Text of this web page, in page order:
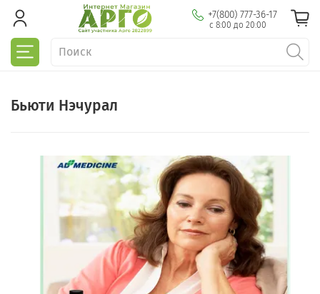
+7(800) 777-36-17
с 8:00 до 20:00
Бьюти Нэчурал